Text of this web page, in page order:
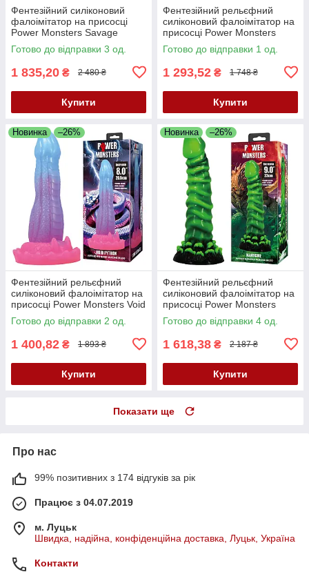
Фентезійний силіконовий
фалоімітатор на присосці
Power Monsters Savage
Beastlord
Готово до відправки 3 од.
1 835,20 ₴ 2 480 ₴
Купити
Фентезійний рельєфний
силіконовий фалоімітатор на
присосці Power Monsters
Minotaur
Готово до відправки 1 од.
1 293,52 ₴ 1 748 ₴
Купити
Новинка –26%
Фентезійний рельєфний
силіконовий фалоімітатор на
присосці Power Monsters Void
Python
Готово до відправки 2 од.
1 400,82 ₴ 1 893 ₴
Купити
Новинка –26%
Фентезійний рельєфний
силіконовий фалоімітатор на
присосці Power Monsters
Manticore
Готово до відправки 4 од.
1 618,38 ₴ 2 187 ₴
Купити
Показати ще
Про нас
99% позитивних з 174 відгуків за рік
Працює з 04.07.2019
м. Луцьк
Швидка, надійна, конфіденційна доставка, Луцьк, Україна
Контакти